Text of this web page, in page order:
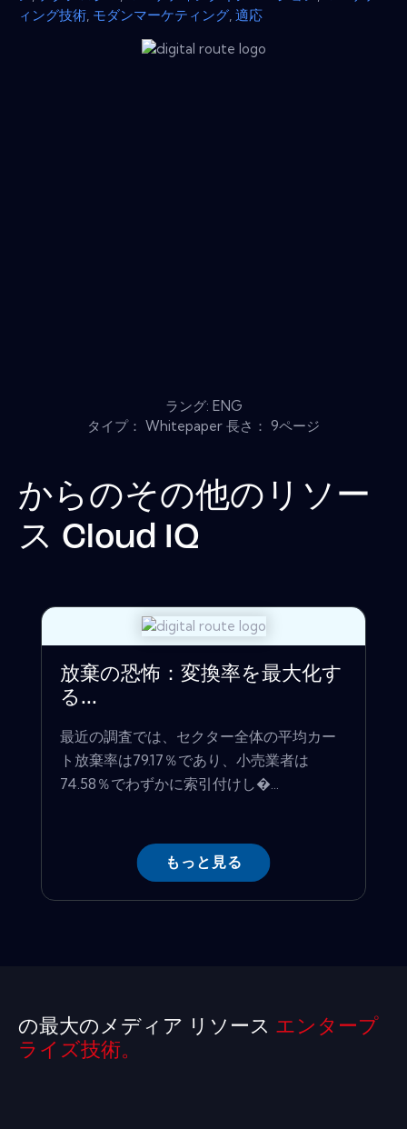
ィング技術 モダンマーケティング 適応
ラング: ENG
タイプ： Whitepaper 長さ： 9ページ
からのその他のリソー
ス Cloud IQ
放棄の恐怖：変換率を最大化す
る...
最近の調査では、セクター全体の平均カー
ト放棄率は79.17％であり、小売業者は
74.58％でわずかに索引付けし�...
もっと見る
の最大のメディア リソース エンタープ
ライズ技術。